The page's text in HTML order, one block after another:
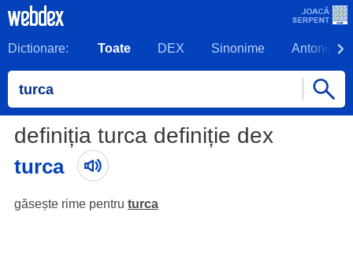
Dictionare: Toate DEX Sinonime Antonime
definiția turca definiție dex
turca
găsește rime pentru turca